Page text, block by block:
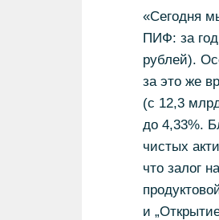
«Сегодня
ПИФ: за
рублей).
за это же
(с 12,3
до 4,33%.
чистых
что залог
и